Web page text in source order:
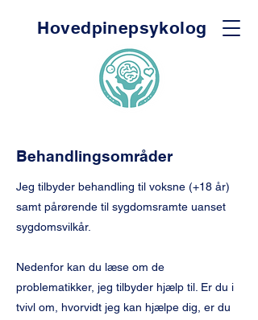
Hovedpinepsykolog
Behandlingsområder
Jeg tilbyder behandling til voksne (+18 år)
samt pårørende til sygdomsramte uanset
sygdomsvilkår.
Nedenfor kan du læse om de
problematikker, jeg tilbyder hjælp til. Er du i
tvivl om, hvorvidt jeg kan hjælpe dig, er du